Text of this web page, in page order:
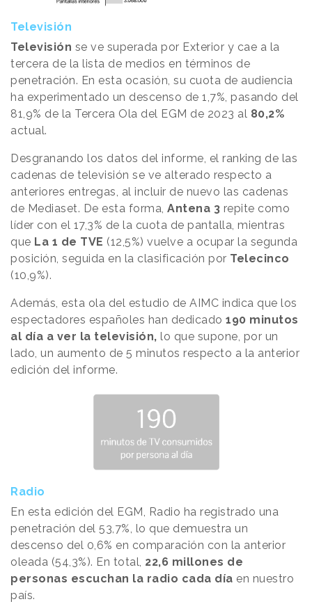
Televisión
Televisión se ve superada por Exterior y cae a la
tercera de la lista de medios en términos de
penetración. En esta ocasión, su cuota de audiencia
ha experimentado un descenso de 1,7%, pasando del
81,9% de la Tercera Ola del EGM de 2023 al 80,2%
actual.
Desgranando los datos del informe, el ranking de las
cadenas de televisión se ve alterado respecto a
anteriores entregas, al incluir de nuevo las cadenas
de Mediaset. De esta forma, Antena 3 repite como
líder con el 17,3% de la cuota de pantalla, mientras
que La 1 de TVE (12,5%) vuelve a ocupar la segunda
posición, seguida en la clasificación por Telecinco
(10,9%).
Además, esta ola del estudio de AIMC indica que los
espectadores españoles han dedicado 190 minutos
al día a ver la televisión, lo que supone, por un
lado, un aumento de 5 minutos respecto a la anterior
edición del informe.
Radio
En esta edición del EGM, Radio ha registrado una
penetración del 53,7%, lo que demuestra un
descenso del 0,6% en comparación con la anterior
oleada (54,3%). En total, 22,6 millones de
personas escuchan la radio cada día en nuestro
país.